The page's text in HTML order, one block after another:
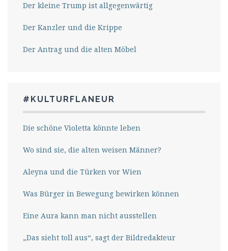
Der kleine Trump ist allgegenwärtig
Der Kanzler und die Krippe
Der Antrag und die alten Möbel
#KULTURFLANEUR
Die schöne Violetta könnte leben
Wo sind sie, die alten weisen Männer?
Aleyna und die Türken vor Wien
Was Bürger in Bewegung bewirken können
Eine Aura kann man nicht ausstellen
„Das sieht toll aus“, sagt der Bildredakteur